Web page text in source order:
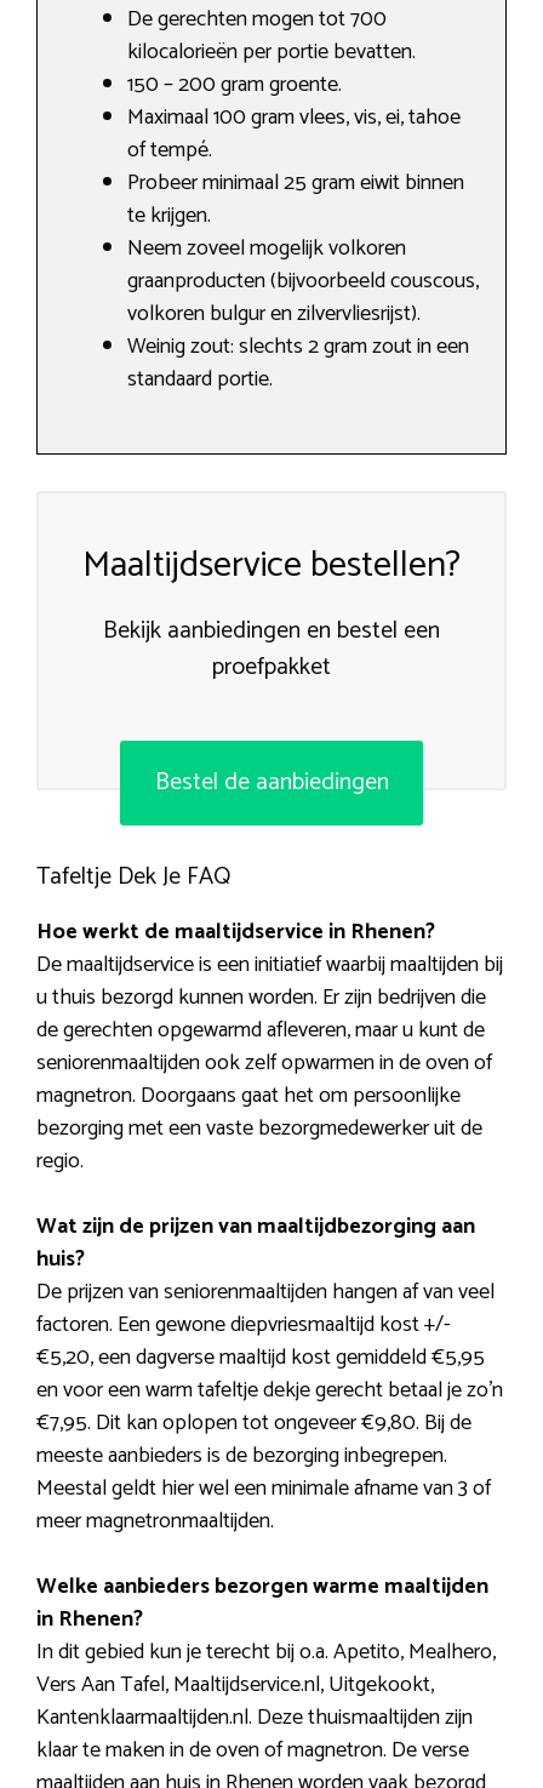
De gerechten mogen tot 700
kilocalorieën per portie bevatten.
150 – 200 gram groente.
Maximaal 100 gram vlees, vis, ei, tahoe
of tempé.
Probeer minimaal 25 gram eiwit binnen
te krijgen.
Neem zoveel mogelijk volkoren
graanproducten (bijvoorbeeld couscous,
volkoren bulgur en zilvervliesrijst).
Weinig zout: slechts 2 gram zout in een
standaard portie.
Maaltijdservice bestellen?
Bekijk aanbiedingen en bestel een
proefpakket
Bestel de aanbiedingen
Tafeltje Dek Je FAQ
Hoe werkt de maaltijdservice in Rhenen?
De maaltijdservice is een initiatief waarbij maaltijden bij
u thuis bezorgd kunnen worden. Er zijn bedrijven die
de gerechten opgewarmd afleveren, maar u kunt de
seniorenmaaltijden ook zelf opwarmen in de oven of
magnetron. Doorgaans gaat het om persoonlijke
bezorging met een vaste bezorgmedewerker uit de
regio.
Wat zijn de prijzen van maaltijdbezorging aan
huis?
De prijzen van seniorenmaaltijden hangen af van veel
factoren. Een gewone diepvriesmaaltijd kost +/-
€5,20, een dagverse maaltijd kost gemiddeld €5,95
en voor een warm tafeltje dekje gerecht betaal je zo’n
€7,95. Dit kan oplopen tot ongeveer €9,80. Bij de
meeste aanbieders is de bezorging inbegrepen.
Meestal geldt hier wel een minimale afname van 3 of
meer magnetronmaaltijden.
Welke aanbieders bezorgen warme maaltijden
in Rhenen?
In dit gebied kun je terecht bij o.a. Apetito, Mealhero,
Vers Aan Tafel, Maaltijdservice.nl, Uitgekookt,
Kantenklaarmaaltijden.nl. Deze thuismaaltijden zijn
klaar te maken in de oven of magnetron. De verse